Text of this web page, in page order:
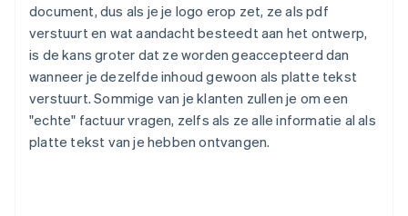
document, dus als je je logo erop zet, ze als pdf
verstuurt en wat aandacht besteedt aan het ontwerp,
is de kans groter dat ze worden geaccepteerd dan
wanneer je dezelfde inhoud gewoon als platte tekst
verstuurt. Sommige van je klanten zullen je om een
"echte" factuur vragen, zelfs als ze alle informatie al als
platte tekst van je hebben ontvangen.